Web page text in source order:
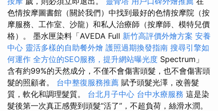
色情按摩圖書館（關於我們）中找到最好的色情按摩院（按
摩服務、工作室、沙龍）和私人治療師（按摩師、模特兒價
格）。 墨水匣染料「AVEDA Full 新竹高評價外燴方案 安養
中心 靈活多樣的自助餐外燴 護照過期換發指南 搜尋引擎如
何運作 全方位的SEO服務，提升網站曝光度 Spectrum」
含有約99%的天然成分，不僅不會傷害頭髮，也不會傷害頭
髮的照顧者。 台中整復服務推薦 賦予頭髮光澤，改善髮
質，軟化和調理髮質。 台北月子中心 台中水療服務 這是染
髮後第一次真正感覺到頭髮“活了”，不超負荷，絲滑水潤。